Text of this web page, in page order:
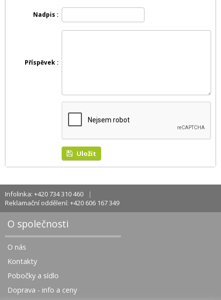
Nadpis
Příspěvek
Uložit
Infolinka: +420 734 310 460
Reklamační oddělení: +420 606 167 349
O společnosti
O nás
Kontakty
Pobočky a sídlo
Doprava - info a ceny